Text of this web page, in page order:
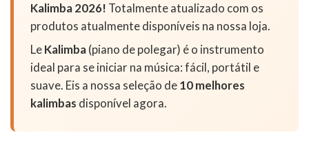
Kalimba 2026! Totalmente atualizado com os
produtos atualmente disponíveis na nossa loja.
LeKalimba(piano de polegar) é o instrumento
ideal para se iniciar na música: fácil, portátil e
suave. Eis a nossa seleção de10 melhores
kalimbas disponível agora.